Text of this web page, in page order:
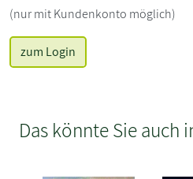
(nur mit Kundenkonto möglich)
zum Login
Das könnte Sie auch